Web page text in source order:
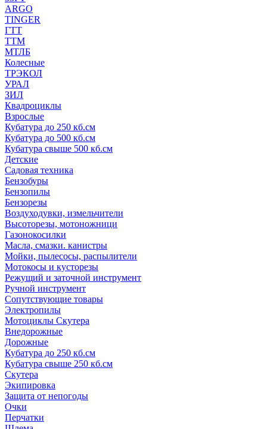
ARGO
TINGER
ГТТ
ТТМ
МТЛБ
Колесные
ТРЭКОЛ
УРАЛ
ЗИЛ
Квадроциклы
Взрослые
Кубатура до 250 кб.см
Кубатура до 500 кб.см
Кубатура свыше 500 кб.см
Детские
Садовая техника
Бензобуры
Бензопилы
Бензорезы
Воздуходувки, измельчители
Высоторезы, мотоножници
Газонокосилки
Масла, смазки. канистры
Мойки, пылесосы, распылители
Мотокосы и кусторезы
Режущий и заточной инструмент
Ручной инструмент
Сопутствующие товары
Электропилы
Мотоциклы Скутера
Внедорожные
Дорожные
Кубатура до 250 кб.см
Кубатура свыше 250 кб.см
Скутера
Экипировка
Защита от непогоды
Очки
Перчатки